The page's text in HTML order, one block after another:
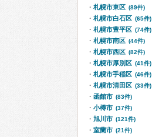
札幌市東区 (89件)
札幌市白石区 (65件)
札幌市豊平区 (74件)
札幌市南区 (44件)
札幌市西区 (82件)
札幌市厚別区 (41件)
札幌市手稲区 (46件)
札幌市清田区 (33件)
函館市 (83件)
小樽市 (37件)
旭川市 (121件)
室蘭市 (21件)